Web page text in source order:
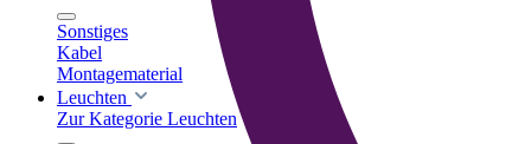
Sonstiges
Kabel
Montagematerial
Leuchten
Zur Kategorie Leuchten